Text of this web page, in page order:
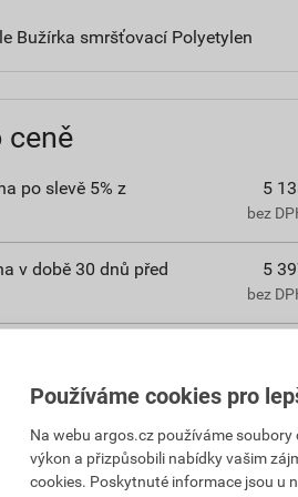
Bužírka smršťovací Polyetylen
ceně
po slevě 5% z
5
bez
v době 30 dnů před
5
bez
cena po slevě
Používáme cookies pro
Na webu argos.cz používáme
výkon a přizpůsobili nabídky vašim
cookies. Poskytnuté informace jsou u